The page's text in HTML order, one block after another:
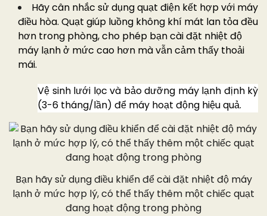
Hãy cân nhắc sử dụng quạt điện kết hợp với máy
điều hòa. Quạt giúp luồng không khí mát lan tỏa đều
hơn trong phòng, cho phép bạn cài đặt nhiệt độ
máy lạnh ở mức cao hơn mà vẫn cảm thấy thoải
mái.
Vệ sinh lưới lọc và bảo dưỡng máy lạnh định kỳ
(3-6 tháng/lần) để máy hoạt động hiệu quả.
Bạn hãy sử dụng điều khiển để cài đặt nhiệt độ máy
lạnh ở mức hợp lý, có thể thấy thêm một chiếc quạt
đang hoạt động trong phòng